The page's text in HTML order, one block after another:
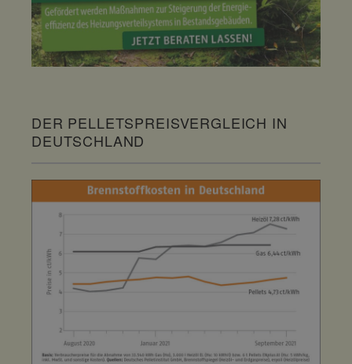
DER PELLETSPREISVERGLEICH IN
DEUTSCHLAND